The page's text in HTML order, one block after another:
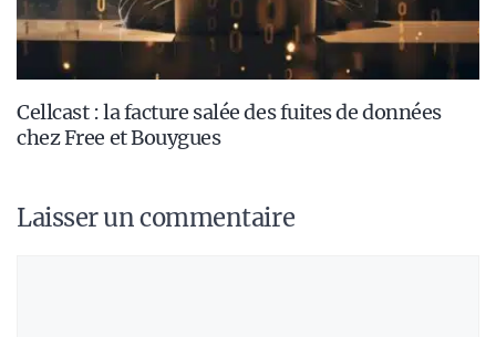
Cellcast : la facture salée des fuites de données
chez Free et Bouygues
Laisser un commentaire